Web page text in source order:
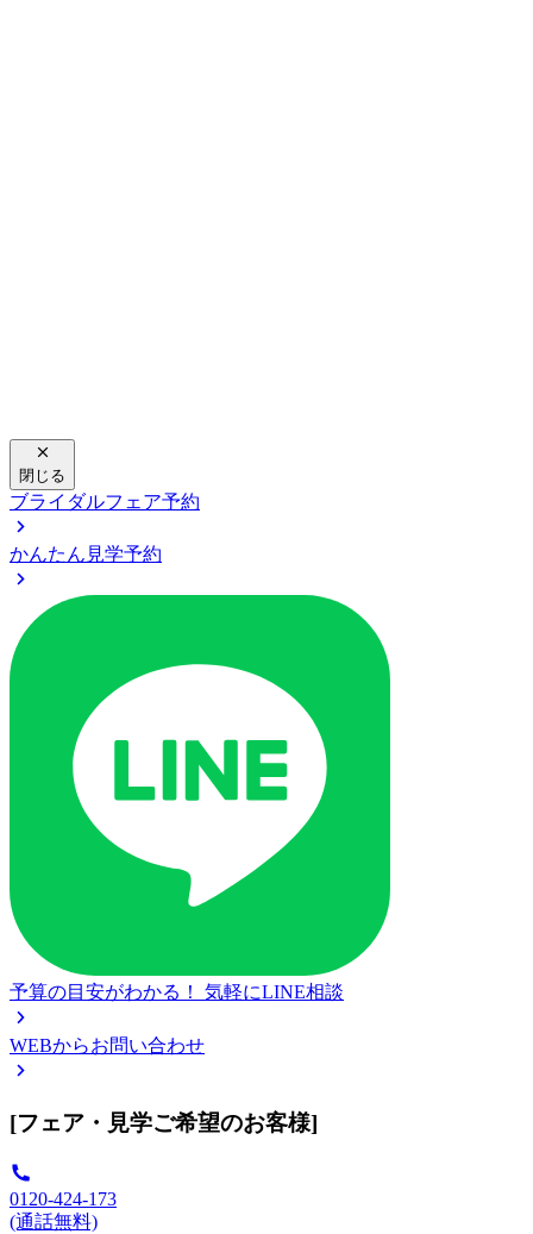
閉じる
ブライダルフェア予約
かんたん見学予約
予算の目安がわかる！ 気軽にLINE相談
WEBからお問い合わせ
[フェア・見学ご希望のお客様]
0120-424-173
(通話無料)